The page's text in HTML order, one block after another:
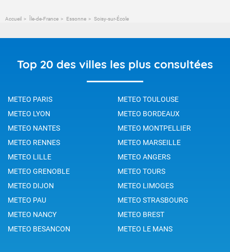
Accueil Île-de-France Essonne Soisy-sur-École
Top 20 des villes les plus consultées
METEO PARIS
METEO TOULOUSE
METEO LYON
METEO BORDEAUX
METEO NANTES
METEO MONTPELLIER
METEO RENNES
METEO MARSEILLE
METEO LILLE
METEO ANGERS
METEO GRENOBLE
METEO TOURS
METEO DIJON
METEO LIMOGES
METEO PAU
METEO STRASBOURG
METEO NANCY
METEO BREST
METEO BESANCON
METEO LE MANS